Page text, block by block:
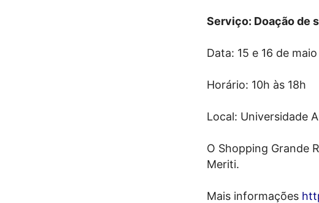
Serviço: Doação de
Data: 15 e 16 de
Horário: 10h às 18h
Local: Universidade
O Shopping Grande
Meriti.
Mais informações